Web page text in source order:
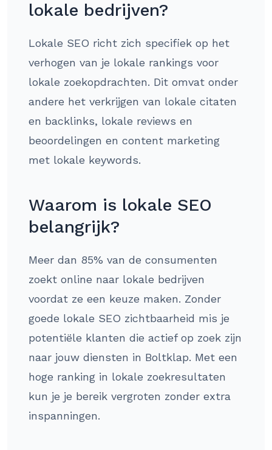
lokale bedrijven?
Lokale SEO richt zich specifiek op het
verhogen van je lokale rankings voor
lokale zoekopdrachten. Dit omvat onder
andere het verkrijgen van lokale citaten
en backlinks, lokale reviews en
beoordelingen en content marketing
met lokale keywords.
Waarom is lokale SEO
belangrijk?
Meer dan 85% van de consumenten
zoekt online naar lokale bedrijven
voordat ze een keuze maken. Zonder
goede lokale SEO zichtbaarheid mis je
potentiële klanten die actief op zoek zijn
naar jouw diensten in Boltklap. Met een
hoge ranking in lokale zoekresultaten
kun je je bereik vergroten zonder extra
inspanningen.